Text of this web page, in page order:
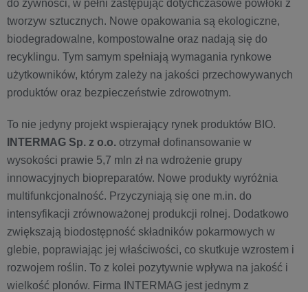
do żywności, w pełni zastępując dotychczasowe powłoki z
tworzyw sztucznych. Nowe opakowania są ekologiczne,
biodegradowalne, kompostowalne oraz nadają się do
recyklingu. Tym samym spełniają wymagania rynkowe
użytkowników, którym zależy na jakości przechowywanych
produktów oraz bezpieczeństwie zdrowotnym.
To nie jedyny projekt wspierający rynek produktów BIO.
INTERMAG Sp. z o.o. otrzymał dofinansowanie w
wysokości prawie 5,7 mln zł na wdrożenie grupy
innowacyjnych biopreparatów. Nowe produkty wyróżnia
multifunkcjonalność. Przyczyniają się one m.in. do
intensyfikacji zrównoważonej produkcji rolnej. Dodatkowo
zwiększają biodostępność składników pokarmowych w
glebie, poprawiając jej właściwości, co skutkuje wzrostem i
rozwojem roślin. To z kolei pozytywnie wpływa na jakość i
wielkość plonów. Firma INTERMAG jest jednym z